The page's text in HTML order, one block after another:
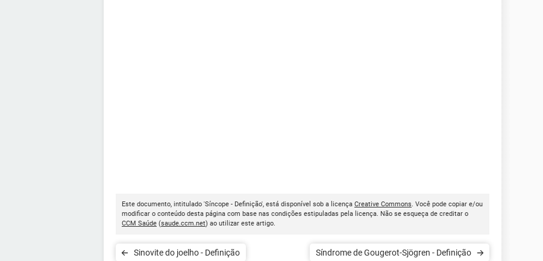
Este documento, intitulado 'Síncope - Definição', está disponível sob a licença Creative Commons. Você pode copiar e/ou
modificar o conteúdo desta página com base nas condições estipuladas pela licença. Não se esqueça de creditar o
CCM Saúde (saude.ccm.net) ao utilizar este artigo.
Sinovite do joelho - Definição Síndrome de Gougerot-Sjögren - Definição